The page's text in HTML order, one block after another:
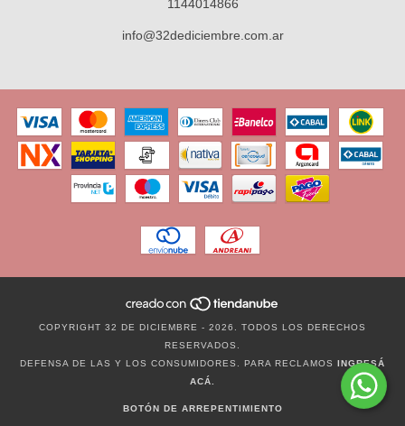
1144014866
info@32dediciembre.com.ar
COPYRIGHT 32 DE DICIEMBRE - 2026. TODOS LOS DERECHOS
RESERVADOS.
DEFENSA DE LAS Y LOS CONSUMIDORES. PARA RECLAMOS INGRESÁ
ACÁ.
BOTÓN DE ARREPENTIMIENTO